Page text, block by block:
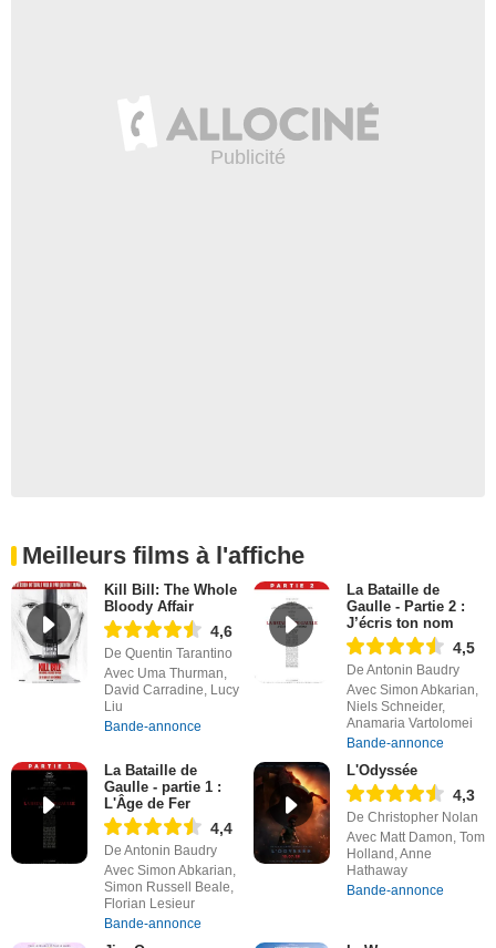
Meilleurs films à l'affiche
Kill Bill: The Whole
Bloody Affair
4,6
De Quentin Tarantino
Avec Uma Thurman,
David Carradine, Lucy
Liu
Bande-annonce
La Bataille de
Gaulle - Partie 2 :
J’écris ton nom
4,5
De Antonin Baudry
Avec Simon Abkarian,
Niels Schneider,
Anamaria Vartolomei
Bande-annonce
La Bataille de
Gaulle - partie 1 :
L'Âge de Fer
4,4
De Antonin Baudry
Avec Simon Abkarian,
Simon Russell Beale,
Florian Lesieur
Bande-annonce
L'Odyssée
4,3
De Christopher Nolan
Avec Matt Damon, Tom
Holland, Anne
Hathaway
Bande-annonce